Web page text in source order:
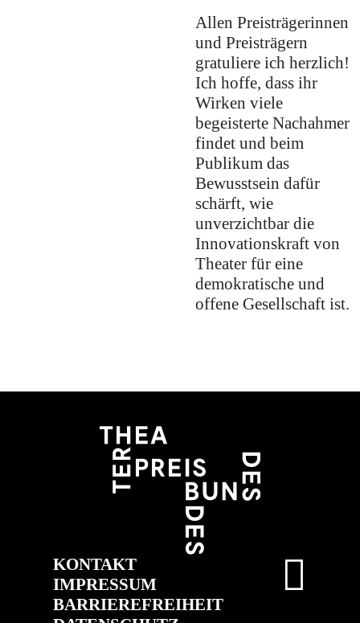
Allen Preisträgerinnen
und Preisträgern
gratuliere ich herzlich!
Ich hoffe, dass ihr
Wirken viele
begeisterte Nachahmer
findet und beim
Publikum das
Bewusstsein dafür
schärft, wie
unverzichtbar die
Innovationskraft von
Theater für eine
demokratische und
offene Gesellschaft ist.
KONTAKT
IMPRESSUM
BARRIEREFREIHEIT